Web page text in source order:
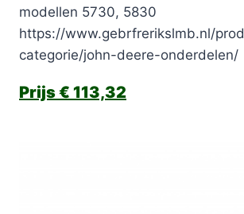
modellen 5730, 5830
https://www.gebrfrerikslmb.nl/
categorie/john-deere-onderdelen/
€ 113,32